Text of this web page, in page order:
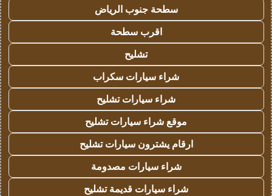
سطحة جنوب الرياض
اقرب سطحة
تشليح
شراء سيارات سكراب
شراء سيارات تشليح
موقع شراء سيارات تشليح
ارقام يشترون سيارات تشليح
شراء سيارات مصدومة
شراء سيارات قديمة تشليح